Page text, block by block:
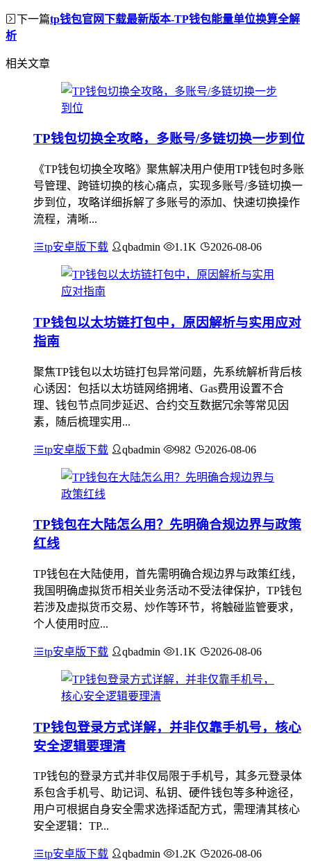
下一篇tp钱包官网下载最新版本-TP钱包能量单位换算全解
析
相关文章
TP钱包切换全攻略，多账号/多链切换一步到位
《TP钱包切换全攻略》聚焦解决用户使用TP钱包时多账
号管理、跨链切换的核心痛点，实现多账号/多链切换一
步到位，攻略详细拆解了多账号的添加、快速切换操作
流程，清晰...
tp安卓版下载 qbadmin 1.1K 2026-08-06
TP钱包以太坊链打包中，原因解析与实用应对
指南
聚焦TP钱包以太坊链打包异常问题，先系统解析背后核
心诱因：包括以太坊链网络拥堵、Gas费用设置不合
理、钱包节点同步延迟、合约交互数据冗余等常见因
素，随后梳理实用...
tp安卓版下载 qbadmin 982 2026-08-06
TP钱包在大陆怎么用？先明确合规边界与政策
红线
TP钱包在大陆使用，首先需明确合规边界与政策红线，
我国明确虚拟货币相关业务活动不受法律保护，TP钱包
若涉及虚拟货币交易、炒作等环节，将触碰监管要求，
个人使用时应...
tp安卓版下载 qbadmin 1.1K 2026-08-06
TP钱包登录方式详解，并非仅靠手机号，核心
安全逻辑要理清
TP钱包的登录方式并非仅局限于手机号，其多元登录体
系包含手机号、助记词、私钥、硬件钱包等多种途径，
用户可根据自身安全需求选择适配方式，需理清其核心
安全逻辑：TP...
tp安卓版下载 qbadmin 1.2K 2026-08-06